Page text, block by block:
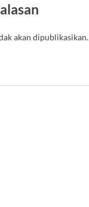
akan dipublikasikan.